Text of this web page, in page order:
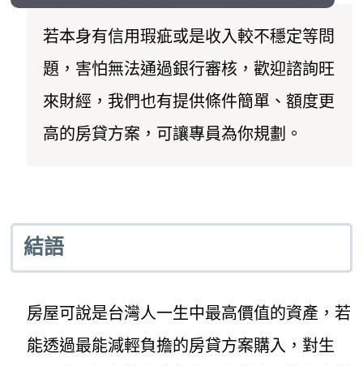
若本身有信用瑕疵或是收入較不穩定等問
題，害怕無法通過銀行審核，歡迎諮詢旺
來財經，我們也有提供條件簡單、額度更
高的房貸方案，可讓專員為你規劃。
結語
房屋可說是台灣人一生中最高價值的資產，若
能透過最能減輕負擔的房貸方案購入，對生